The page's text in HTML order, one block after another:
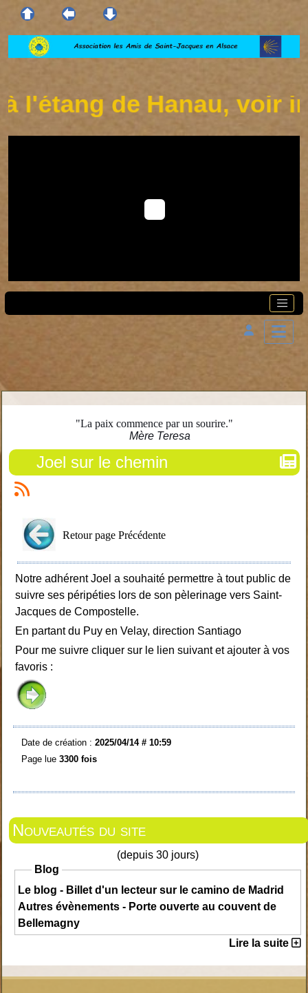
de Hanau, voir
"La paix commence par un sourire."
Mère Teresa
Joel sur le chemin
Retour page Précédente
Notre adhérent Joel a souhaité permettre à tout public de
suivre ses péripéties lors de son pèlerinage vers Saint-
Jacques de Compostelle.
En partant du Puy en Velay, direction Santiago
Pour me suivre cliquer sur le lien suivant et ajouter à vos
favoris :
Date de création : 2025/04/14 # 10:59
Page lue 3300 fois
Nouveautés du site
(depuis 30 jours)
Blog
Le blog - Billet d'un lecteur sur le camino de Madrid
Autres évènements - Porte ouverte au couvent de
Bellemagny
Lire la suite